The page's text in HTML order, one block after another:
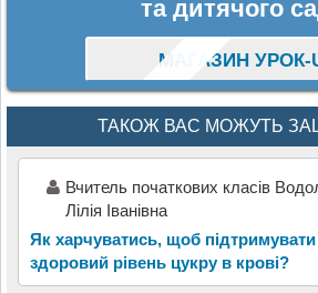
та дитячого
МАГАЗИН УРОК-
ТАКОЖ ВАС МОЖУТЬ
Вчитель початкових класів
Лілія Іванівна
Як харчуватись, щоб підтримувати
здоровий рівень цукру в крові?